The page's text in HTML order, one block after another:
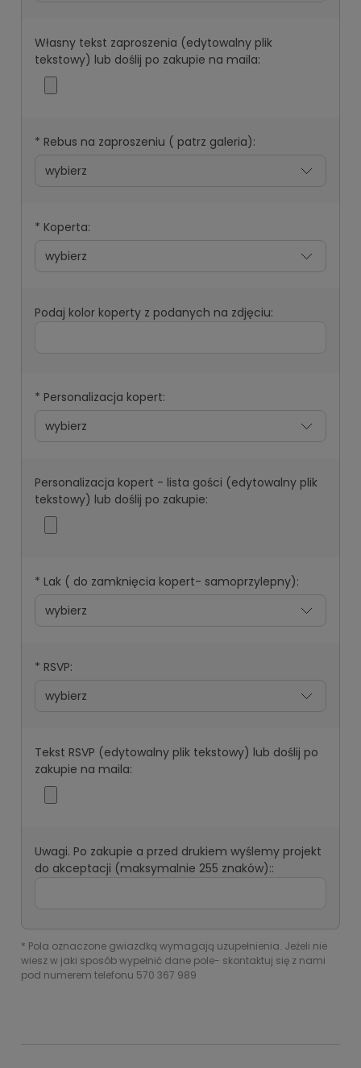
Własny tekst zaproszenia (edytowalny plik
tekstowy) lub doślij po zakupie na maila:
* Rebus na zaproszeniu ( patrz galeria):
* Koperta:
Podaj kolor koperty z podanych na zdjęciu:
* Personalizacja kopert:
Personalizacja kopert - lista gości (edytowalny plik
tekstowy) lub doślij po zakupie:
* Lak ( do zamknięcia kopert- samoprzylepny):
* RSVP:
Tekst RSVP (edytowalny plik tekstowy) lub doślij po
zakupie na maila:
Uwagi. Po zakupie a przed drukiem wyślemy projekt
do akceptacji (maksymalnie 255 znaków)::
* Pola oznaczone gwiazdką wymagają uzupełnienia. Jeżeli nie
wiesz w jaki sposób wypełnić dane pole- skontaktuj się z nami
pod numerem telefonu 570 367 989